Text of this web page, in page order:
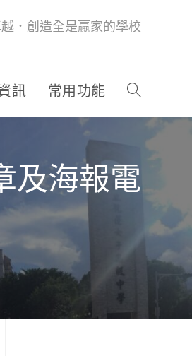
．創造全是贏家的學校
訊 常用功能
及海報電